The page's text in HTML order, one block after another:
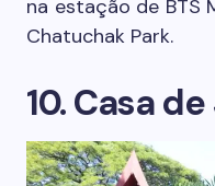
na estação de BTS
Chatuchak Park.
10. Casa